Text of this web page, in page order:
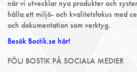
när vi utvecklar nya produkter och
hålla ett miljö- och kvalitetsfokus med
och dokumentation som verktyg.
Besök Bostik.se här!
FÖLJ BOSTIK PÅ SOCIALA MEDIER